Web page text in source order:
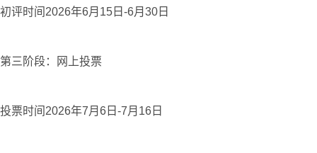
初评时间2026年6月15日-6月30日
第三阶段：网上投票
投票时间2026年7月6日-7月16日